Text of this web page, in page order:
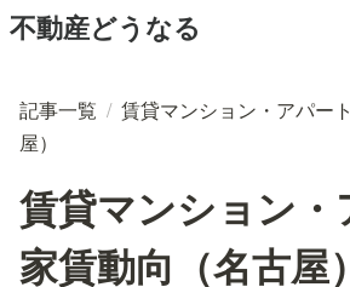
不動産どうなる
記事一覧 / 賃貸マンション・アパー
屋）
賃貸マンション・
家賃動向（名古屋）